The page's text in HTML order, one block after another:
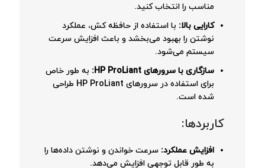
مناسب را انتخاب کنید.
کارایی بالا: با استفاده از حافظه کش، عملکرد
نوشتن را بهبود می‌بخشد و باعث افزایش سرعت
سیستم می‌شود.
سازگاری با سرورهای HP ProLiant:
به طور خاص
برای استفاده در سرورهای HP ProLiant طراحی
شده است.
کاربردها:
افزایش عملکرد: سرعت خواندن و نوشتن داده‌ها را
به طور قابل توجهی افزایش می‌دهد.